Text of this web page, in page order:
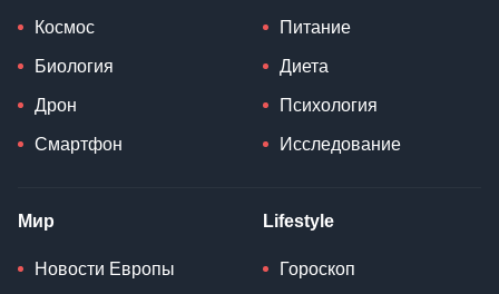
Космос
Биология
Дрон
Смартфон
Питание
Диета
Психология
Исследование
Мир
Новости Европы
Lifestyle
Гороскоп